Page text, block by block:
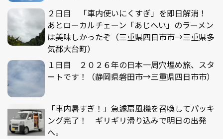
２日目 「車内使いにくすぎ」を即日解消！
あとローカルチェーン「あじへい」のラーメン
は美味しかったぞ（三重県四日市市→三重県多
気郡大台町）
１日目 ２０２６年の日本一周穴埋め旅、スタ
ートです！（静岡県磐田市→三重県四日市市）
「車内暑すぎ！」急遽扇風機を召喚してパッキ
ング完了！ ギリギリ滑り込みで明日の出発
へ。